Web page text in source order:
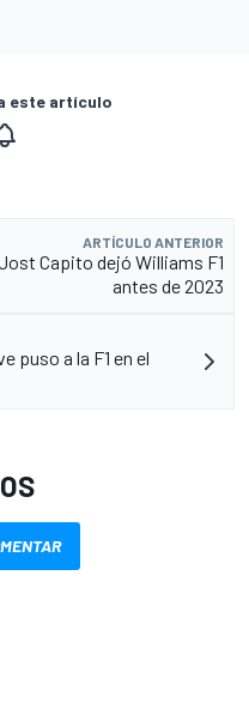
este artículo
ARTÍCULO ANTERIOR
Capito dejó Williams F1
antes de 2023
puso a la F1 en el